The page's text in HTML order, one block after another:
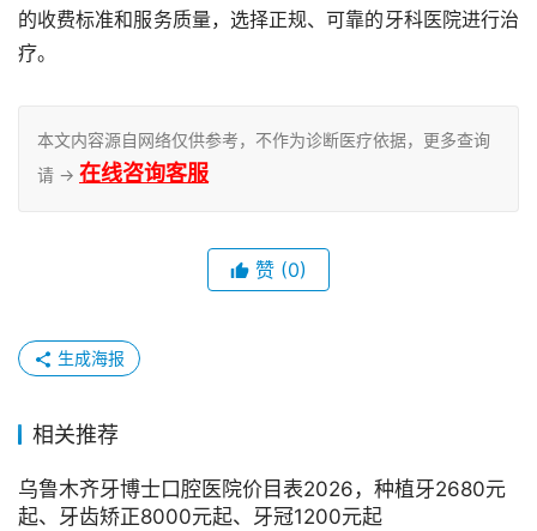
的收费标准和服务质量，选择正规、可靠的牙科医院进行治
疗。
本文内容源自网络仅供参考，不作为诊断医疗依据，更多查询
请 → 在线咨询客服
赞 (0)
生成海报
相关推荐
乌鲁木齐牙博士口腔医院价目表2026，种植牙2680元
起、牙齿矫正8000元起、牙冠1200元起